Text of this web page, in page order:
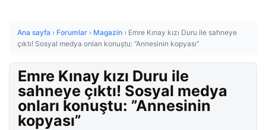
Ana sayfa › Forumlar › Magazin › Emre Kınay kızı Duru ile sahneye
çıktı! Sosyal medya onları konuştu: ”Annesinin kopyası”
Emre Kınay kızı Duru ile
sahneye çıktı! Sosyal medya
onları konuştu: ”Annesinin
kopyası”